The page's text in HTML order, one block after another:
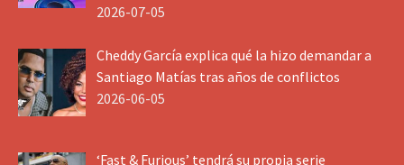
2026-07-05
Cheddy García explica qué la hizo demandar a
Santiago Matías tras años de conflictos
2026-06-05
‘Fast & Furious’ tendrá su propia serie